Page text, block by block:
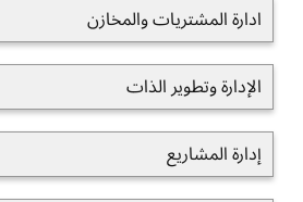
ادارة المشتريات والمخازن
الإدارة وتطوير الذات
إدارة المشاريع